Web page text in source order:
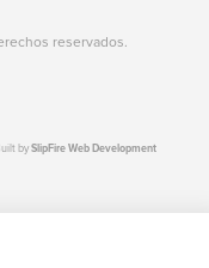
reservados.
bySlipFire Web Development